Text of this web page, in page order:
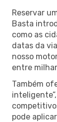
Reservar
Basta
como as
datas da
nosso
entre
Também
pode